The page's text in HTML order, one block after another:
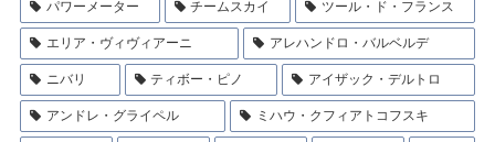
パワーメーター チームスカイ ツール・ド・フランス
エリア・ヴィヴィアーニ アレハンドロ・バルベルデ
ニバリ ティボー・ピノ アイザック・デルトロ
アンドレ・グライペル ミハウ・クフィアトコフスキ